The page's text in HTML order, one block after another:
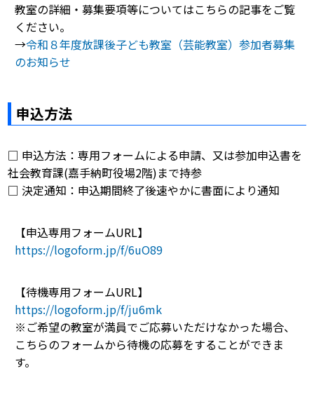
教室の詳細・募集要項等についてはこちらの記事をご覧
ください。
→令和８年度放課後子ども教室（芸能教室）参加者募集
のお知らせ
申込方法
□ 申込方法：専用フォームによる申請、又は参加申込書を
社会教育課(嘉手納町役場2階)まで持参
□ 決定通知：申込期間終了後速やかに書面により通知
【申込専用フォームURL】
https://logoform.jp/f/6uO89
【待機専用フォームURL】
https://logoform.jp/f/ju6mk
※ご希望の教室が満員でご応募いただけなかった場合、
こちらのフォームから待機の応募をすることができま
す。